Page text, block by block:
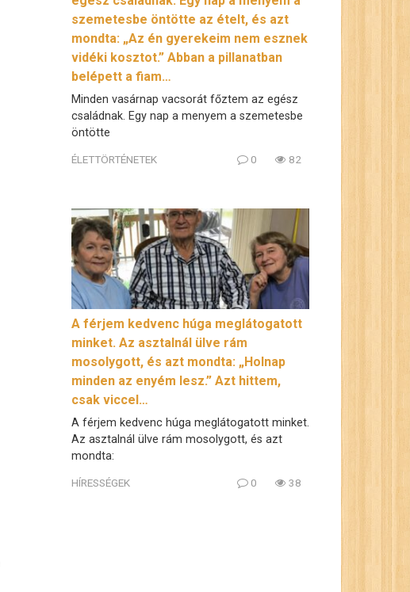
szemetesbe öntötte az ételt, és azt
mondta: „Az én gyerekeim nem esznek
vidéki kosztot.” Abban a pillanatban
belépett a fiam…
Minden vasárnap vacsorát főztem az egész
családnak. Egy nap a menyem a szemetesbe
öntötte
ÉLETTÖRTÉNETEK 0 82
A férjem kedvenc húga meglátogatott
minket. Az asztalnál ülve rám
mosolygott, és azt mondta: „Holnap
minden az enyém lesz.” Azt hittem,
csak viccel…
A férjem kedvenc húga meglátogatott minket.
Az asztalnál ülve rám mosolygott, és azt
mondta:
HÍRESSÉGEK 0 38